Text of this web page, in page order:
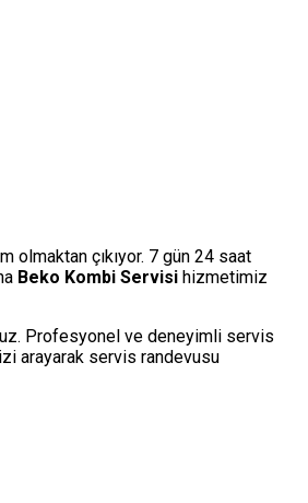
olmaktan çıkıyor. 7 gün 24 saat
Beko Kombi Servisi hizmetimiz
Profesyonel ve deneyimli servis
arayarak servis randevusu